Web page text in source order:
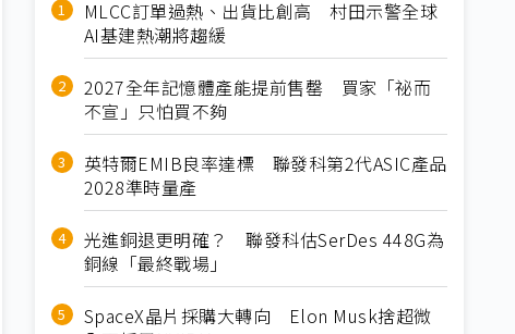
MLCC訂單過熱、出貨比創高 村田示警全球
AI基建熱潮將趨緩
2027全年記憶體產能提前售罄 買家「祕而
不宣」只怕買不夠
英特爾EMIB良率達標 聯發科第2代ASIC產品
2028準時量產
光進銅退更明確？ 聯發科估SerDes 448G為
銅線「最終戰場」
SpaceX晶片採購大轉向 Elon Musk捨超微